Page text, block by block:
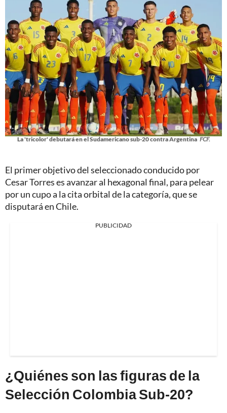
La 'tricolor' debutará en el Sudamericano sub-20 contra Argentina FCF.
El primer objetivo del seleccionado conducido por
Cesar Torres es avanzar al hexagonal final, para pelear
por un cupo a la cita orbital de la categoría, que se
disputará en Chile.
PUBLICIDAD
¿Quiénes son las figuras de la
Selección Colombia Sub-20?